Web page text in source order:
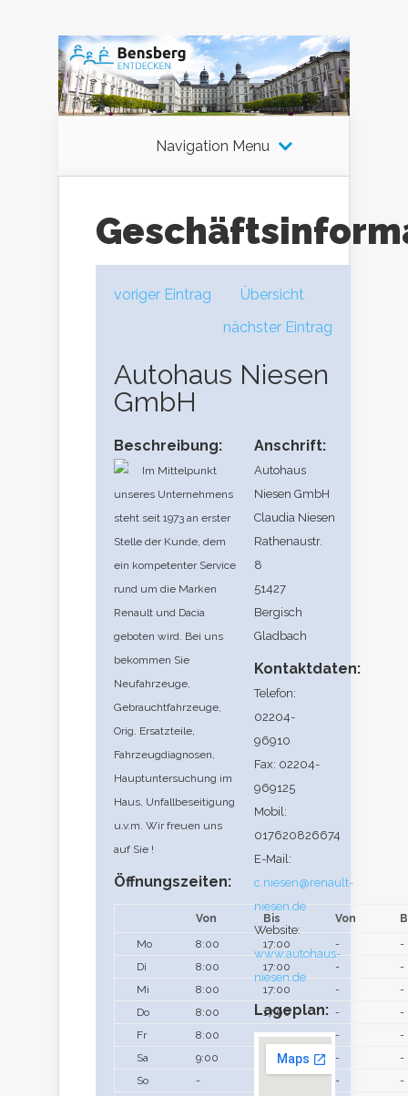
Navigation Menu
voriger Eintrag
Übersicht
nächster Eintrag
Autohaus Niesen
GmbH
Beschreibung:
Im Mittelpunkt
unseres Unternehmens
steht seit 1973 an erster
Stelle der Kunde, dem
ein kompetenter Service
rund um die Marken
Renault und Dacia
geboten wird. Bei uns
bekommen Sie
Neufahrzeuge,
Gebrauchtfahrzeuge,
Orig. Ersatzteile,
Fahrzeugdiagnosen,
Hauptuntersuchung im
Haus, Unfallbeseitigung
u.v.m. Wir freuen uns
auf Sie !
Öffnungszeiten:
Von Bis Von
Mo
8:00 17:00 -
-
Di
8:00 17:00 -
-
Mi
8:00 17:00 -
-
Do
8:00 17:00 -
-
Fr
8:00 15:00 -
-
Sa
9:00 12:00 -
-
So
- - -
Anschrift:
Autohaus
Niesen GmbH
Claudia Niesen
Rathenaustr.
8
51427
Bergisch
Gladbach
Kontaktdaten:
Telefon:
02204-
96910
Fax: 02204-
969125
Mobil:
017620826674
E-Mail:
c.niesen@renault-
niesen.de
Website:
www.autohaus-
niesen.de
Lageplan: